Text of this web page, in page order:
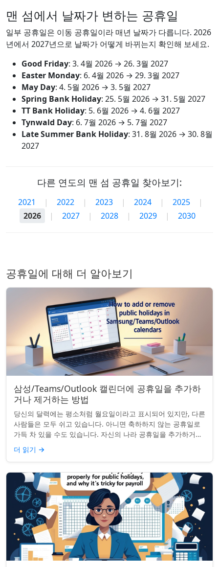
맨 섬에서 날짜가 변하는 공휴일
일부 공휴일은 이동 공휴일이라 매년 날짜가 다릅니다. 2026
년에서 2027년으로 날짜가 어떻게 바뀌는지 확인해 보세요.
Good Friday: 3. 4월 2026 → 26. 3월 2027
Easter Monday: 6. 4월 2026 → 29. 3월 2027
May Day: 4. 5월 2026 → 3. 5월 2027
Spring Bank Holiday: 25. 5월 2026 → 31. 5월 2027
TT Bank Holiday: 5. 6월 2026 → 4. 6월 2027
Tynwald Day: 6. 7월 2026 → 5. 7월 2027
Late Summer Bank Holiday: 31. 8월 2026 → 30. 8월
2027
다른 연도의 맨 섬 공휴일 찾아보기:
2021 | 2022 | 2023 | 2024 | 2025
|
2026
| 2027 | 2028 | 2029 | 2030
공휴일에 대해 더 알아보기
삼성/Teams/Outlook 캘린더에 공휴일을 추가하
거나 제거하는 방법
당신의 달력에는 평소처럼 월요일이라고 표시되어 있지만, 다른
사람들은 모두 쉬고 있습니다. 아니면 축하하지 않는 공휴일로
가득 차 있을 수도 있습니다. 자신의 나라 공휴일을 추가하거나
원하지 않는 공휴일을 정리하려는...
더 읽기 →